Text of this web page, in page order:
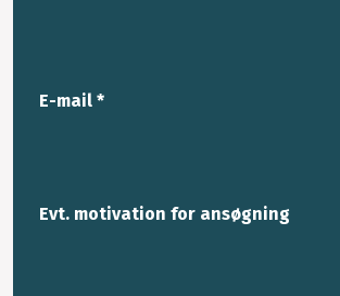
E-mail *
Evt. motivation for ansøgning